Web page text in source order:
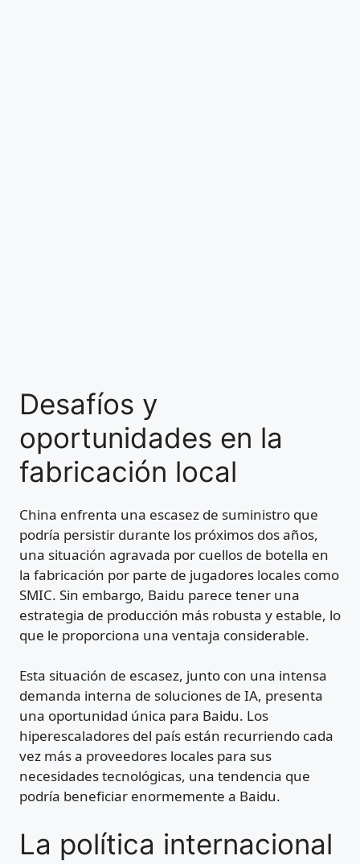
Desafíos y
oportunidades en la
fabricación local
China enfrenta una escasez de suministro que
podría persistir durante los próximos dos años,
una situación agravada por cuellos de botella en
la fabricación por parte de jugadores locales como
SMIC. Sin embargo, Baidu parece tener una
estrategia de producción más robusta y estable, lo
que le proporciona una ventaja considerable.
Esta situación de escasez, junto con una intensa
demanda interna de soluciones de IA, presenta
una oportunidad única para Baidu. Los
hiperescaladores del país están recurriendo cada
vez más a proveedores locales para sus
necesidades tecnológicas, una tendencia que
podría beneficiar enormemente a Baidu.
La política internacional